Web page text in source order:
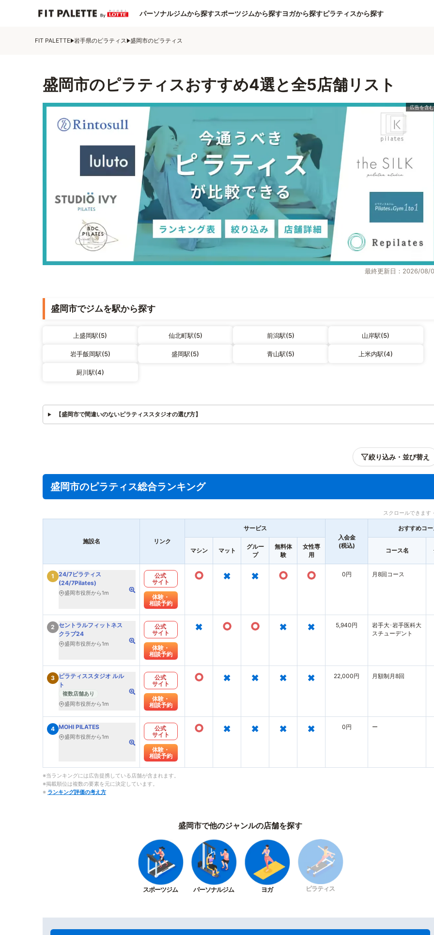
パーソナルジムから探すスポーツジムから探すヨガから探すピラティスから探す
FIT PALETTE 岩手県のピラティス 盛岡市のピラティス
盛岡市のピラティスおすすめ4選と全5店舗リスト
最終更新日：2026/08/
盛岡市でジムを駅から探す
上盛岡駅(5) 仙北町駅(5) 前潟駅(5) 山岸駅(5)
岩手飯岡駅(5) 盛岡駅(5) 青山駅(5) 上米内駅(4)
厨川駅(4)
【盛岡市で間違いのないピラティススタジオの選び方】
絞り込み・並び替え
盛岡市のピラティス総合ランキング
スクロールできます
施設名 リンク
サービス
入会金
(税込)
おすすめコー
マシン マット
グルー
プ
無料体
験
女性専
用
コース名
1
24/7ピラティス
(24/7Pilates)
盛岡市役所から1m
公式
サイト
体験・
相談予約
○ × × ○ ○ 0円 月8回コース
2 セントラルフィットネス
クラブ24
盛岡市役所から1m
公式
サイト
体験・
相談予約
× ○ ○ × × 5,940円
岩手大･岩手医科大
スチューデント
3
ピラティススタジオ ルル
ト
複数店舗あり
盛岡市役所から1m
公式
サイト
体験・
相談予約
○ × × × × 22,000円 月額制月8回
4 MOHI PILATES
盛岡市役所から1m
公式
サイト
体験・
相談予約
○ × × × × 0円 ー
※当ランキングには広告提携している店舗が含まれます。
※掲載順位は複数の要素を元に決定しています。
※ ランキング評価の考え方
盛岡市で他のジャンルの店舗を探す
スポーツジム パーソナルジム ヨガ ピラティス